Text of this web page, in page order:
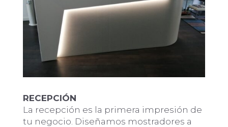
RECEPCIÓN
La recepción es la primera impresión de
tu negocio. Diseñamos mostradores a